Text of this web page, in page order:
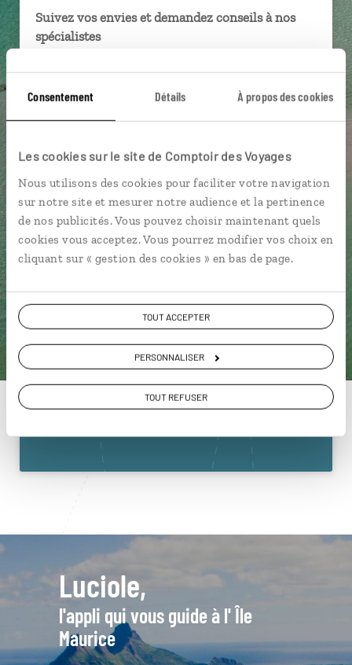
Consentement Détails À propos des cookies
Les cookies sur le site de Comptoir des Voyages
Nous utilisons des cookies pour faciliter votre navigation
sur notre site et mesurer notre audience et la pertinence
de nos publicités. Vous pouvez choisir maintenant quels
cookies vous acceptez. Vous pourrez modifier vos choix en
cliquant sur « gestion des cookies » en bas de page.
TOUT ACCEPTER
PERSONNALISER
TOUT REFUSER
Suivez vos envies et demandez conseils à nos
spécialistes
Ils sauront organiser votre itinéraire au plus
près de vos envies et de la réalité du pays.
Échangez en face à face ou depuis nos studios
téléphone.
Vous gardez le même interlocuteur avant,
pendant et après votre voyage.
ou
Construisez votre voyage avec un spécialiste Île
Maurice
01 86 95 65 41
Luciole,
l'appli qui vous guide à l' Île
Maurice